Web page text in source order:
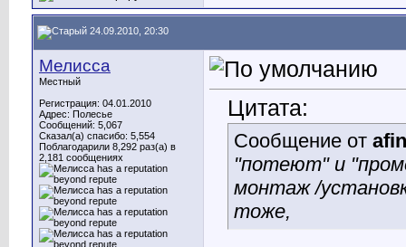
24.09.2010, 20:30
Мелисса
Местный
Регистрация: 04.01.2010
Адрес: Полесье
Сообщений: 5,067
Сказал(а) спасибо: 5,554
Поблагодарили 8,292 раз(а) в
2,181 сообщениях
Цитата:
Сообщение от
"потеют" и
монтаж /
тоже,